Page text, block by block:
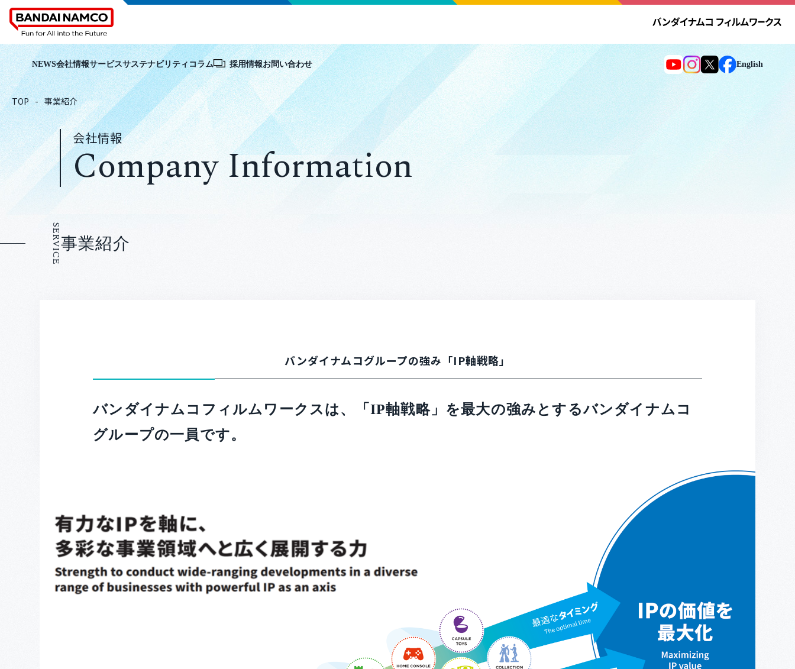
NEWS会社情報サービスサステナビリティコラム 採用情報お問い合わせ English
TOP 事業紹介
会社情報
Company Information
SERVICE事業紹介
バンダイナムコグループの強み 「IP軸戦略」
バンダイナムコフィルムワークスは、「IP軸戦略」を最大の強みとするバンダイナムコ
グループの一員です。